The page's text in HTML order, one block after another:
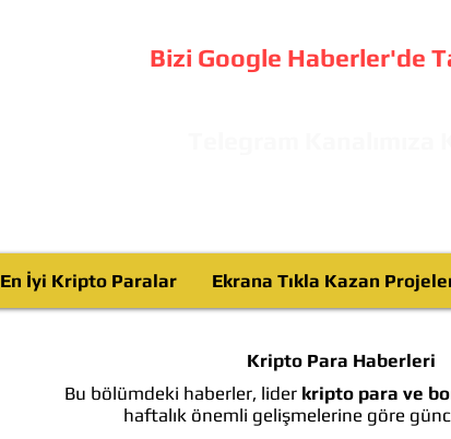
Bizi Google Haberler'de
En İyi Kripto Paralar Ekrana Tıkla Kazan
Kripto Para Haberleri
Bu bölümdeki haberler, lider kripto para ve
haftalık önemli gelişmelerine göre